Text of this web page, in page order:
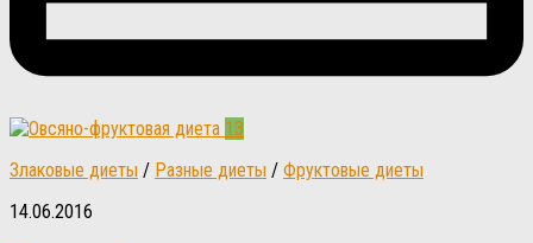
13
Злаковые диеты / Разные диеты / Фруктовые диеты
14.06.2016